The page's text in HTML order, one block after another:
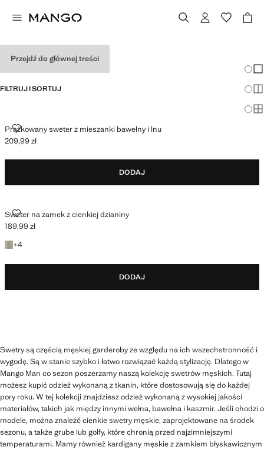
Przejdź do głównej treści
FILTRUJ I SORTUJ
Prążkowany sweter z mieszanki bawełny i lnu
PRĄŻKOWANY SWETER Z MIESZANKI BAWEŁNY I LNU
Aktualna cena [209,99 zł ]
209,99 zł
DODAJ
Sweter na zamek z cienkiej dzianiny
SWETER NA ZAMEK Z CIENKIEJ DZIANINY
Aktualna cena [189,99 zł ]
189,99 zł
+4
+4 kolory
DODAJ
Swetry są częścią męskiej garderoby ze względu na ich wszechstronność i
wygodę. Są w stanie szybko i łatwo rozwiązać każdą stylizację. Dlatego w
Mango Man co sezon poszerzamy naszą kolekcję swetrów męskich. Tutaj
możesz kupić odzież wykonaną z tkanin, które dostosowują się do każdej
pory roku. W tej kolekcji znajdziesz odzież wykonaną z wysokiej jakości
materiałów, takich jak między innymi wełna, bawełna i kaszmir. Jeśli chodzi o
modele, można znaleźć cienkie swetry męskie, zaprojektowane na środek
sezonu, a także grube lub golfy, które chronią przed najzimniejszymi
temperaturami. Mamy również kardigany męskie z zamkiem błyskawicznym